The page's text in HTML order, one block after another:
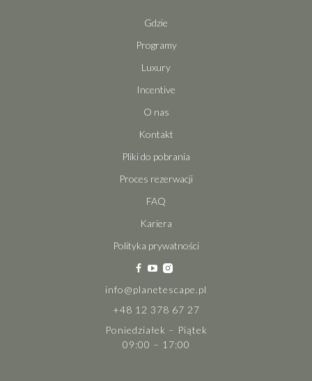
Gdzie
Programy
Luxury
Incentive
O nas
Kontakt
Pliki do pobrania
Proces rezerwacji
FAQ
Kariera
Polityka prywatności
info@planetescape.pl
+48 12 378 67 27
Poniedziałek – Piątek
09:00 – 17:00